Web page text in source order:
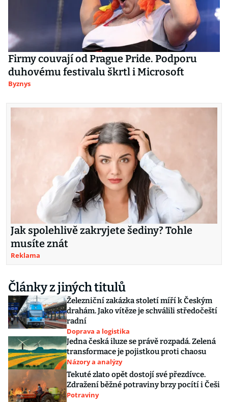
Firmy couvají od Prague Pride. Podporu
duhovému festivalu škrtl i Microsoft
Byznys
Jak spolehlivě zakryjete šediny? Tohle
musíte znát
Reklama
Články z jiných titulů
Železniční zakázka století míří k Českým
drahám. Jako vítěze je schválili středočeští
radní
Doprava a logistika
Jedna česká iluze se právě rozpadá. Zelená
transformace je pojistkou proti chaosu
Názory a analýzy
Tekuté zlato opět dostojí své přezdívce.
Zdražení běžné potraviny brzy pocítí i Češi
Potraviny